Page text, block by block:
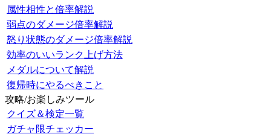
属性相性と倍率解説
弱点のダメージ倍率解説
怒り状態のダメージ倍率解説
効率のいいランク上げ方法
メダルについて解説
復帰時にやるべきこと
攻略/お楽しみツール
クイズ＆検定一覧
ガチャ限チェッカー